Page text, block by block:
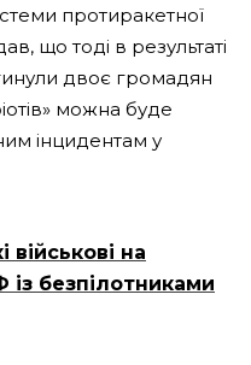
протиракетної
що тоді в результаті
двоє громадян
можна буде
інцидентам у
військові на
безпілотниками